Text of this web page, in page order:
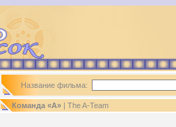
Название фильма:
Команда «А» | The A-Team